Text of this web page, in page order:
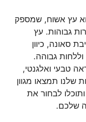
עץ אשוח, שמספק
גבוהות. עץ
סאונה, כיוון
גבוהה.
טבעי ואלגנטי,
שלנו תמצאו מגוון
לבחור את
שלכם.